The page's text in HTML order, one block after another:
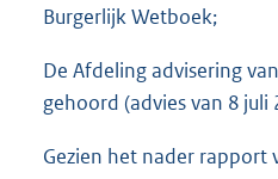
Burgerlijk Wetboek;
De Afdeling advisering
gehoord (advies van 8
Gezien het nader rapport